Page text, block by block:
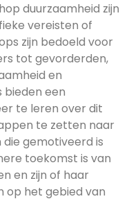
duurzaamheid zijn
vereisten of
zijn bedoeld voor
tot gevorderden,
en
bieden een
te leren over dit
te zetten naar
gemotiveerd is
toekomst is van
en zijn of haar
op het gebied van